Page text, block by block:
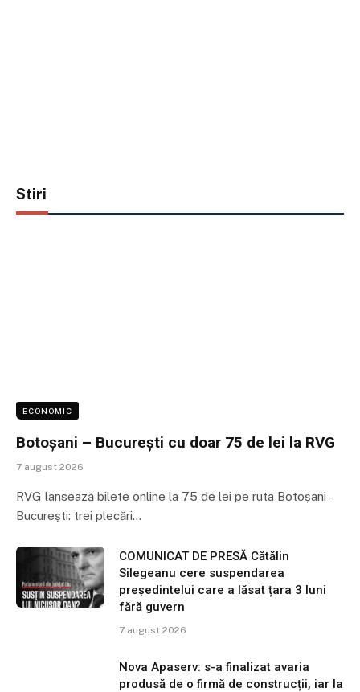
Stiri
ECONOMIC
Botoșani – București cu doar 75 de lei la RVG
7 august 2026
RVG lansează bilete online la 75 de lei pe ruta Botoșani –
București: trei plecări…
COMUNICAT DE PRESĂ Cătălin
Silegeanu cere suspendarea
președintelui care a lăsat țara 3 luni
fără guvern
7 august 2026
Nova Apaserv: s-a finalizat avaria
produsă de o firmă de construcții, iar la